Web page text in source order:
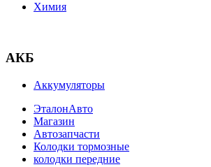
Химия
АКБ
Аккумуляторы
ЭталонАвто
Магазин
Автозапчасти
Колодки тормозные
колодки передние